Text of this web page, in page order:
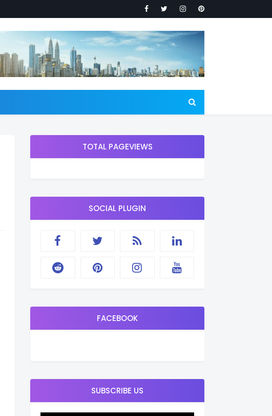
TOTAL PAGEVIEWS
SOCIAL PLUGIN
FACEBOOK
SUBSCRIBE US